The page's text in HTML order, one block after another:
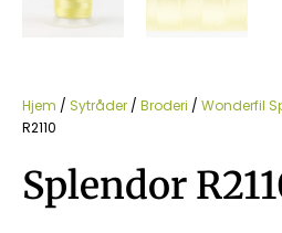
Hjem / Sytråder / Broderi / Wonderfil
R2110
Splendor